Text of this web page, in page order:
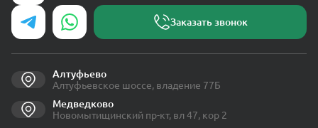
Заказать звонок
Алтуфьево
Алтуфьевское шоссе, владение 77Б
Медведково
Новомытищинский пр-кт, вл 47, кор 2